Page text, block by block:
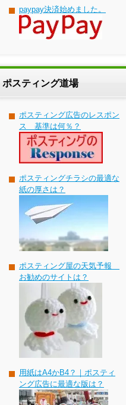
paypay決済始めました。
ポスティング道場
ポスティング広告のレスポン
ス 基準は何％？
ポスティングチラシの最適な
紙の厚さは？
ポスティング屋の天気予報
お勧めのサイトは？
用紙はA4かB4？｜ポスティ
ング広告に最適な版は？